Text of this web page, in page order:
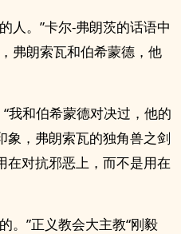
人。”卡尔-弗朗茨的话语中
弗朗索瓦和伯希蒙德，他
我和伯希蒙德对决过，他的
象，弗朗索瓦的独角兽之剑
在对抗邪恶上，而不是用在
。”正义教会大主教“刚毅